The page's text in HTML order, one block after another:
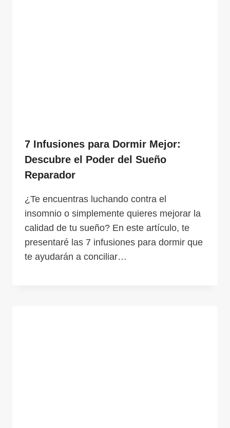
7 Infusiones para Dormir Mejor:
Descubre el Poder del Sueño
Reparador
¿Te encuentras luchando contra el
insomnio o simplemente quieres mejorar la
calidad de tu sueño? En este artículo, te
presentaré las 7 infusiones para dormir que
te ayudarán a conciliar…